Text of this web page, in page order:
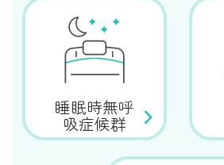
睡眠時無呼
吸症候群